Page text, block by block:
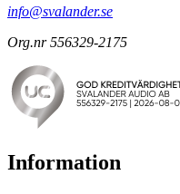
info@svalander.se
Org.nr 556329-2175
Information